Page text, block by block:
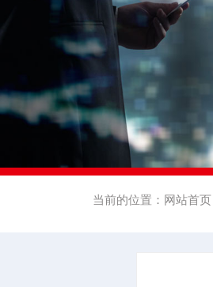
当前的位置： 网站首页